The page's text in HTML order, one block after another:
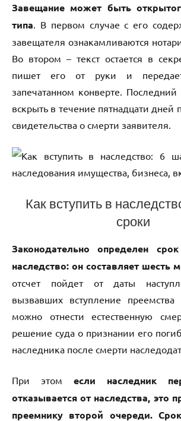
Завещание может быть
типа . В первом случае с его
завещателя ознакамливаются
Во втором – текст остается в
пишет его от руки и
запечатанном конверте.
вскрыть в течение пятнадцати дней
свидетельства о смерти заявителя.
Как вступить в
сроки
Законодательно определен
наследство: он составляет шесть
отсчет пойдет от даты
вызвавших вступление
можно отнести естественную
решение суда о признании его
наследника после смерти
При этом если наследник
отказывается от наследства, это
преемнику второй очереди.